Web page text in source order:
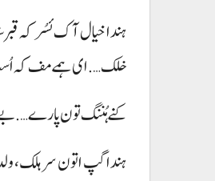
ہندا خیال آک ئسُر کہ
خلک…. ای ہمے مف کہ
کنے ہُننگ تون پارے….
ہندا گپ اتون سر ہلک،